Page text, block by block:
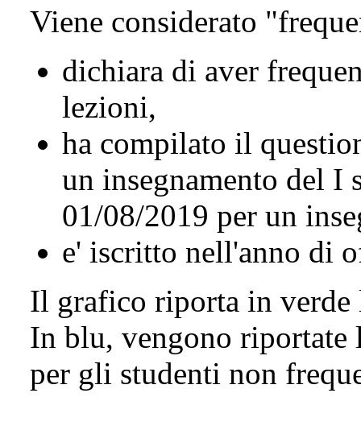
Viene considerato
dichiara di aver
lezioni,
ha compilato il
un insegnamento del I
01/08/2019 per un
e' iscritto nell'anno di
Il grafico riporta in verde
In blu, vengono riportate
per gli studenti non